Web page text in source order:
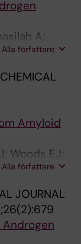
A;
Masur J;
Alla författare
Amyloid
Woods EJ;
K; Payne
Alla författare
JOURNAL